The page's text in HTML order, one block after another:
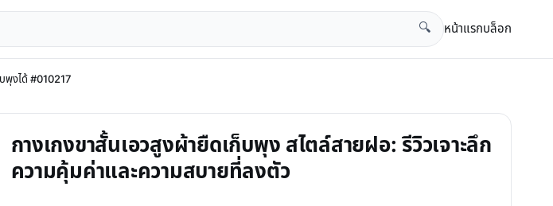
🔍 หน้าแรกบล็อก
บพุงได้ #010217
กางเกงขาสั้นเอวสูงผ้ายืดเก็บพุง สไตล์สายฝอ: รีวิวเจาะลึก
ความคุ้มค่าและความสบายที่ลงตัว